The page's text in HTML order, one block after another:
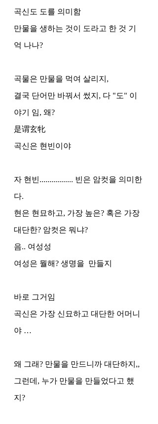
곡신도 도를 의미함
만물을 생하는 것이 도라고 한 것 기
억 나나?
곡물은 만물을 먹여 살리지,
결국 단어만 바꿔서 썼지, 다 "도" 이
야기 임, 왜?
是谓玄牝
곡신은 현빈이야
자 현빈................. 빈은 암컷을 의미한
다.
현은 현묘하고, 가장 높은? 혹은 가장
대단한? 암컷은 뭐냐?
음.. 여성성
여성은 뭘해? 생명을  만들지
바로 그거임
곡신은 가장 신묘하고 대단한 어머니
야 …
왜 그래? 만물을 만드니까 대단하지,,
그런데, 누가 만물을 만들었다고 했
지?